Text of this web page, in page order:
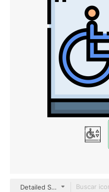
Detailed Straight Lineal color